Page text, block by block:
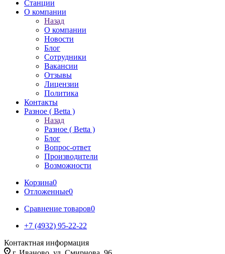
Станции
О компании
Назад
О компании
Новости
Блог
Сотрудники
Вакансии
Отзывы
Лицензии
Политика
Контакты
Разное ( Betta )
Назад
Разное ( Betta )
Блог
Вопрос-ответ
Производители
Возможности
Корзина0
Отложенные0
Сравнение товаров0
+7 (4932) 95-22-22
Контактная информация